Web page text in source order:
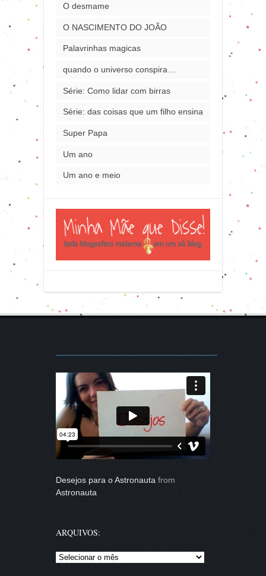
O desmame
O NASCIMENTO DO JOÃO
Palavrinhas magicas
quando o universo conspira…
Série: Como lidar com birras
Série: das coisas que um filho ensina
Super Papa
Um ano
Um ano e meio
Desejos para o Astronauta from
Astronauta
ARQUIVOS:
Arquivos: